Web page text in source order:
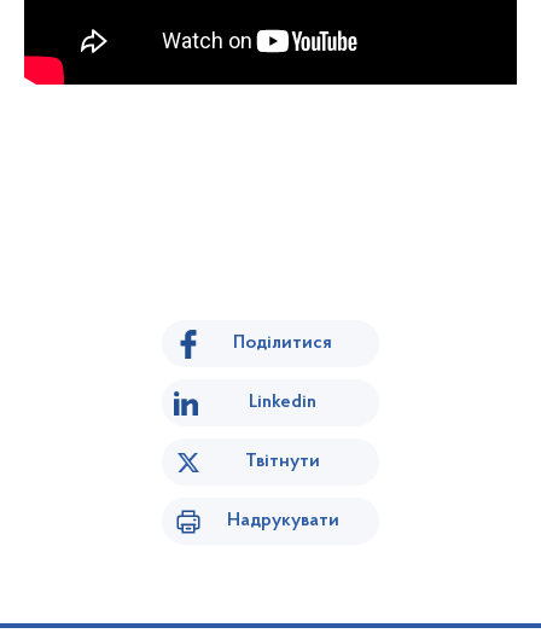
Поділитися
Linkedin
Твітнути
Надрукувати